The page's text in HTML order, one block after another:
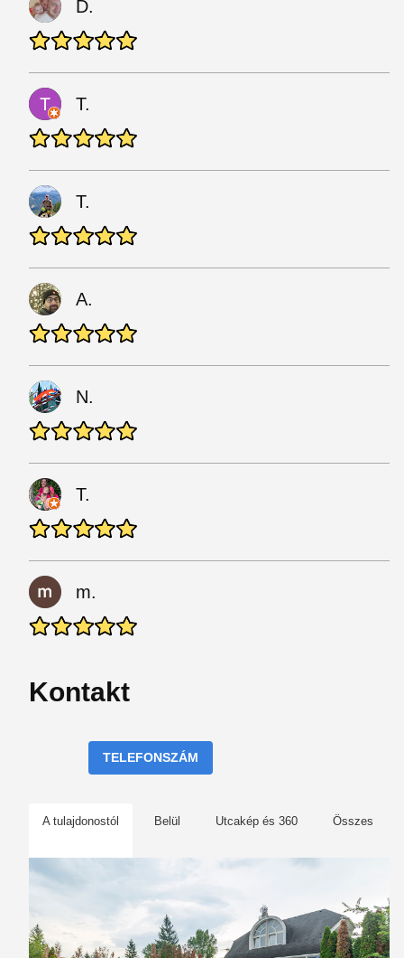
D.
T.
T.
A.
N.
T.
m.
Kontakt
TELEFONSZÁM
A tulajdonostól Belül Utcakép és 360 Összes